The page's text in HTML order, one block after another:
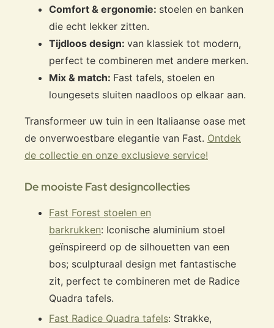
Comfort & ergonomie: stoelen en banken
die echt lekker zitten.
Tijdloos design: van klassiek tot modern,
perfect te combineren met andere merken.
Mix & match: Fast tafels, stoelen en
loungesets sluiten naadloos op elkaar aan.
Transformeer uw tuin in een Italiaanse oase met
de onverwoestbare elegantie van Fast. Ontdek
de collectie en onze exclusieve service!
De mooiste Fast designcollecties
Fast Forest stoelen en
barkrukken: Iconische aluminium stoel
geïnspireerd op de silhouetten van een
bos; sculpturaal design met fantastische
zit, perfect te combineren met de Radice
Quadra tafels.
Fast Radice Quadra tafels: Strakke,